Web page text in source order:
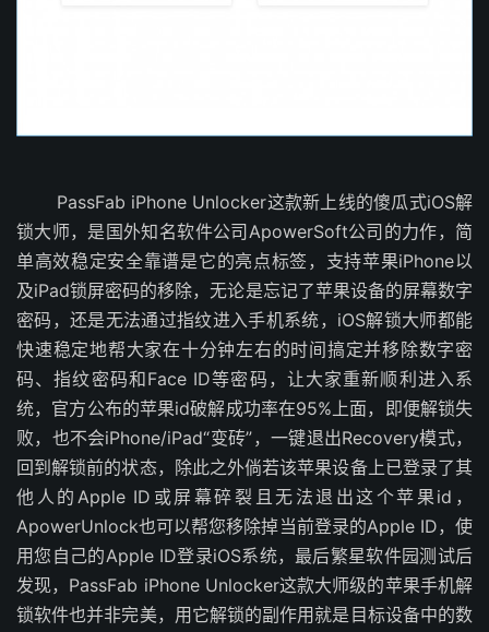
PassFab iPhone Unlocker这款新上线的傻瓜式iOS解
锁大师，是国外知名软件公司ApowerSoft公司的力作，简
单高效稳定安全靠谱是它的亮点标签，支持苹果iPhone以
及iPad锁屏密码的移除，无论是忘记了苹果设备的屏幕数字
密码，还是无法通过指纹进入手机系统，iOS解锁大师都能
快速稳定地帮大家在十分钟左右的时间搞定并移除数字密
码、指纹密码和Face ID等密码，让大家重新顺利进入系
统，官方公布的苹果id破解成功率在95%上面，即便解锁失
败，也不会iPhone/iPad“变砖”，一键退出Recovery模式，
回到解锁前的状态，除此之外倘若该苹果设备上已登录了其
他人的Apple ID或屏幕碎裂且无法退出这个苹果id，
ApowerUnlock也可以帮您移除掉当前登录的Apple ID，使
用您自己的Apple ID登录iOS系统，最后繁星软件园测试后
发现，PassFab iPhone Unlocker这款大师级的苹果手机解
锁软件也并非完美，用它解锁的副作用就是目标设备中的数